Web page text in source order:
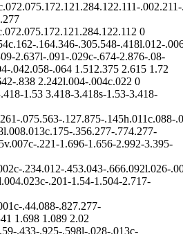
0
.164.346-.305.548-.418l.012-
2.637l-.091-.029c-.674-2.876-.08-
.042.058-.064 1.512.375 2.615 1.72
.838 2.242l.004-.004c.022 0
1.53 3.418-3.418s-1.53-3.418-
.075.563-.127.875-.145h.011c.088-
.356.277-.774.277-
.221-1.696-1.656-2.992-3.395-
.234.012-.453.043-.666.092l.026-
.201-1.54-1.504-2.717-
.44.088-.827.277-
1.698 1.089 2.02
.433-.925-.598l-.028-.013c-